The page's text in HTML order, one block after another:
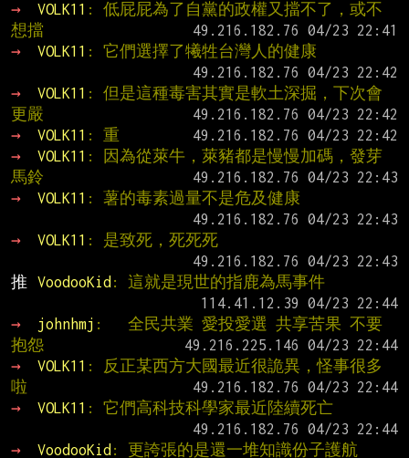
→
VOLK11 : 低屁屁為了自黨的政權又擋不了，或不
想擋
→
VOLK11 : 它們選擇了犧牲台灣人的健康
→
VOLK11 : 但是這種毒害其實是軟土深掘，下次會
更嚴
→
VOLK11 : 重
→
VOLK11 : 因為從萊牛，萊豬都是慢慢加碼，發芽
馬鈴
→
VOLK11 : 薯的毒素過量不是危及健康
→
VOLK11 : 是致死，死死死
推
VoodooKid : 這就是現世的指鹿為馬事件
→
johnhmj :   全民共業 愛投愛選 共享苦果 不要
抱怨
→
VOLK11 : 反正某西方大國最近很詭異，怪事很多
啦
→
VOLK11 : 它們高科技科學家最近陸續死亡
→
VoodooKid : 更誇張的是還一堆知識份子護航